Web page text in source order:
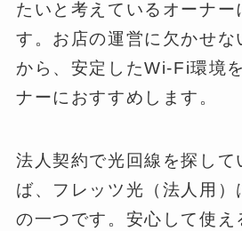
たいと考えているオーナー
す。お店の運営に欠かせな
から、安定したWi-Fi環境
ナーにおすすめします。
法人契約で光回線を探して
ば、フレッツ光（法人用）
の一つです。安心して使え